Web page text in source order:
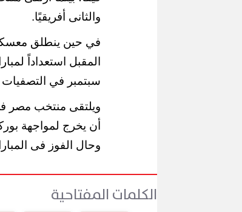
والثانى أفريقيًا.
في حين ينطلق
سبتمبر في التصفيات
ويلتقى منتخب مصر
أن يخرج لمواجهة
وحال الفوز فى
الكلمات المفتاحية